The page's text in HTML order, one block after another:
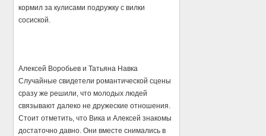
кормил за кулисами подружку с вилки
сосиской.
Алексей Воробьев и Татьяна Навка
Случайные свидетели романтической сцены
сразу же решили, что молодых людей
связывают далеко не дружеские отношения.
Стоит отметить, что Вика и Алексей знакомы
достаточно давно. Они вместе снимались в